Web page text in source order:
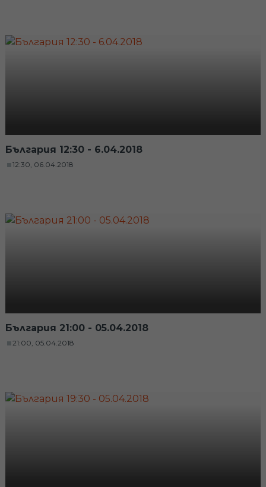
България 12:30 - 6.04.2018
12:30, 06.04.2018
България 21:00 - 05.04.2018
21:00, 05.04.2018